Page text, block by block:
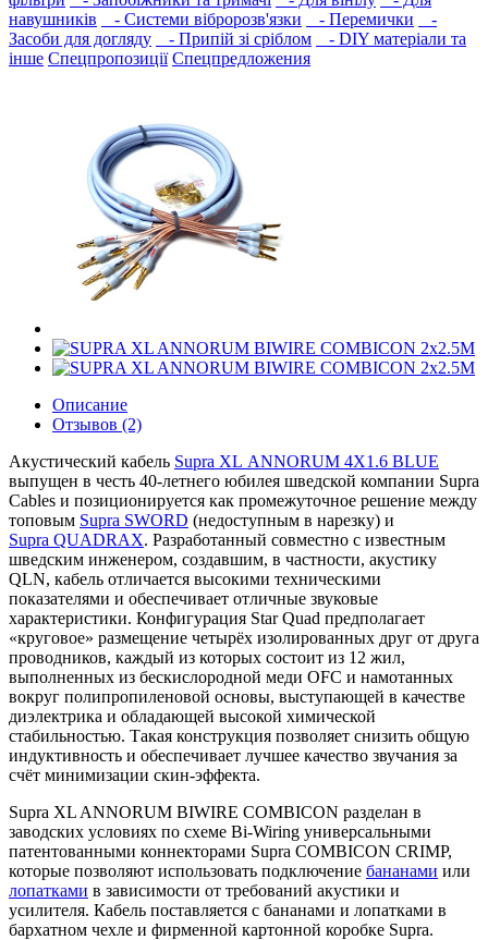
навушників‎
- Системи вібророзв'язки - Перемички
-
Засоби для догляду
- Припій зі сріблом
- DIY матеріали та
інше Спецпропозиції Спецпредложения
Описание
Отзывов (2)
Акустический кабель Supra XL ANNORUM 4X1.6 BLUE
выпущен в честь 40-летнего юбилея шведской компании Supra
Cables и позиционируется как промежуточное решение между
топовым Supra SWORD (недоступным в нарезку) и
Supra QUADRAX. Разработанный совместно с известным
шведским инженером, создавшим, в частности, акустику
QLN, кабель отличается высокими техническими
показателями и обеспечивает отличные звуковые
характеристики. Конфигурация Star Quad предполагает
«круговое» размещение четырёх изолированных друг от друга
проводников, каждый из которых состоит из 12 жил,
выполненных из бескислородной меди OFC и намотанных
вокруг полипропиленовой основы, выступающей в качестве
диэлектрика и обладающей высокой химической
стабильностью. Такая конструкция позволяет снизить общую
индуктивность и обеспечивает лучшее качество звучания за
счёт минимизации скин-эффекта.
Supra XL ANNORUM BIWIRE COMBICON разделан в
заводских условиях по схеме Bi-Wiring универсальными
патентованными коннекторами Supra COMBICON CRIMP,
которые позволяют использовать подключение бананами или
лопатками в зависимости от требований акустики и
усилителя. Кабель поставляется с бананами и лопатками в
бархатном чехле и фирменной картонной коробке Supra.